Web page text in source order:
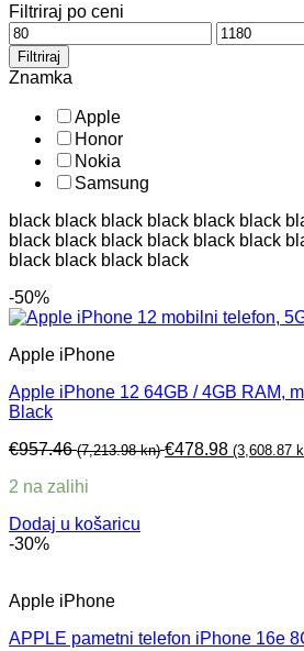
Filtriraj po ceni
Filtriraj
Znamka
Apple
Honor
Nokia
Samsung
black black black black black black
black black black black black black
black black black black
-50%
Apple iPhone
Apple iPhone 12 64GB / 4GB RAM,
Black
€957.46 (7,213.98 kn) €478.98 (3,608.87
2 na zalihi
Dodaj u košaricu
-30%
Apple iPhone
APPLE pametni telefon iPhone 16e